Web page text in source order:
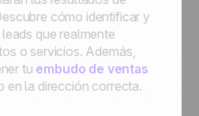
cómo identificar y
que realmente
o servicios. Además,
tu embudo de ventas
en la dirección correcta.